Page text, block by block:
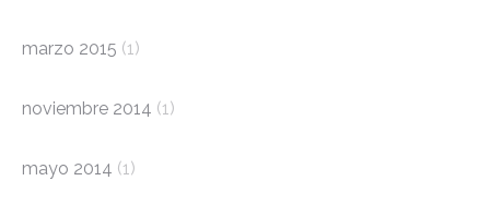
marzo 2015 (1)
noviembre 2014 (1)
mayo 2014 (1)